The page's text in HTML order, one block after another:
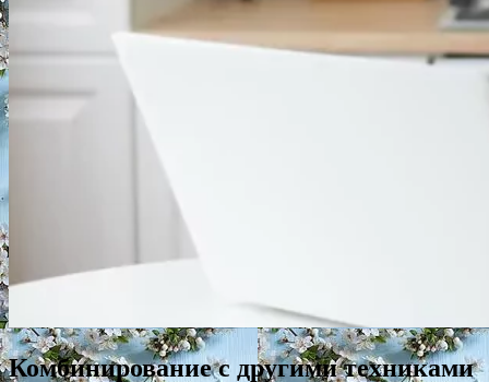
Комбинирование с другими техниками